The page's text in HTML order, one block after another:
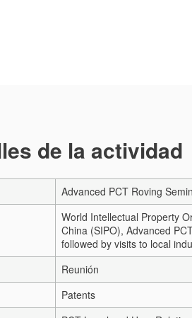
de la actividad
Advanced PCT Roving
World Intellectual Property
China (SIPO), Advanced
followed by visits to local
Reunión
Patents